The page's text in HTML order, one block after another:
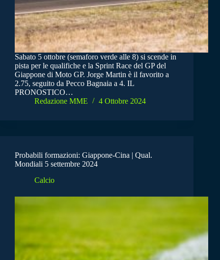
Sabato 5 ottobre (semaforo verde alle 8) si scende in
pista per le qualifiche e la Sprint Race del GP del
Giappone di Moto GP. Jorge Martin è il favorito a
2.75, seguito da Pecco Bagnaia a 4. IL
PRONOSTICO…
Redazione MME
4 Ottobre 2024
Probabili formazioni: Giappone-Cina | Qual.
Mondiali 5 settembre 2024
Calcio